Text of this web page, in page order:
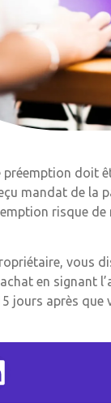
doit
mandat de
risque
vous
en signant
jours après que